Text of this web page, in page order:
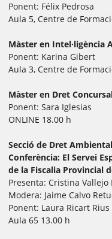
Ponent: Félix Pedrosa
Aula 5, Centre de
Màster en Intel·ligència
Ponent: Karina Gibert
Aula 3, Centre de
Màster en Dret
Ponent: Sara Iglesias
ONLINE 18.00 h
Secció de Dret Ambiental
Conferència: El Servei
de la Fiscalia Provincial
Presenta: Cristina Vallejo
Modera: Jaime Calvo
Ponent: Laura Ricart Rius
Aula 65 13.00 h